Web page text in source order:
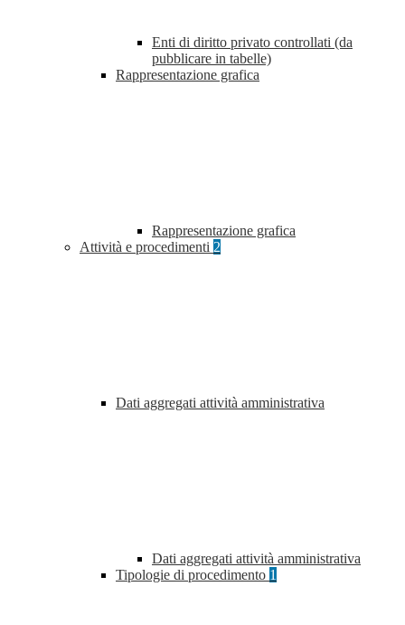
Enti di diritto privato controllati (da
pubblicare in tabelle)
Rappresentazione grafica
Rappresentazione grafica
Attività e procedimenti 2
Dati aggregati attività amministrativa
Dati aggregati attività amministrativa
Tipologie di procedimento 1